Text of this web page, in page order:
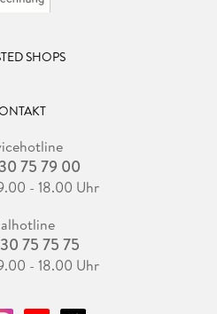
SHOPS
75 79 00
- 18.00 Uhr
75 75 75
- 18.00 Uhr